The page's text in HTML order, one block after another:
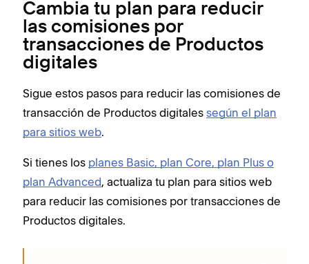
Cambia tu plan para reducir
las comisiones por
transacciones de Productos
digitales
Sigue estos pasos para reducir las comisiones de
transacción de Productos digitales según el plan
para sitios web.
Si tienes los planes Basic, plan Core, plan Plus o
plan Advanced, actualiza tu plan para sitios web
para reducir las comisiones por transacciones de
Productos digitales.